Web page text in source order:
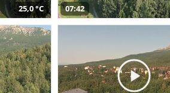
25,0 °C 07:42